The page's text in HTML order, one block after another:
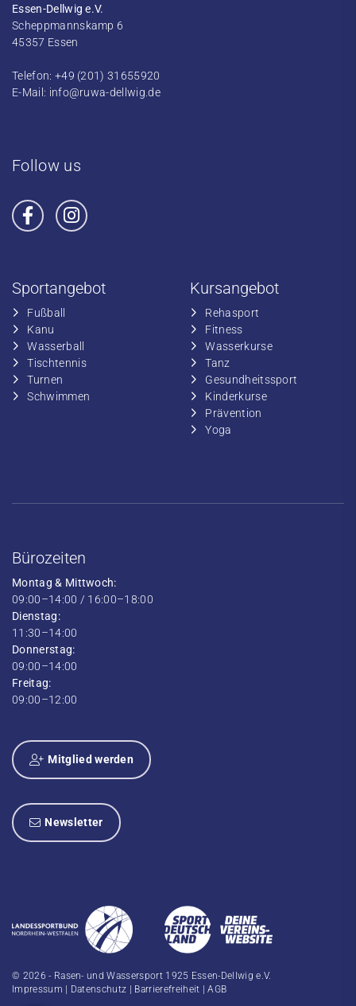
Essen-Dellwig e.V.
Scheppmannskamp 6
45357 Essen
Telefon: +49 (201) 31655920
E-Mail: info@ruwa-dellwig.de
Follow us
Sportangebot
Fußball
​Kanu
​Wasserball
​Tischtennis
​​Turnen
​​Schwimmen
Kursangebot
​Rehasport
​​Fitness
​​Wasserkurse
​​Tanz
​Gesundheitssport
​Kinderkurse
Prävention
Yoga
Bürozeiten
Montag & Mittwoch:
09:00–14:00 / 16:00–18:00
Dienstag:
11:30–14:00
Donnerstag:
09:00–14:00
Freitag:
09:00–12:00
Mitglied werden
Newsletter
© 2026 - Rasen- und Wassersport 1925 Essen-Dellwig e.V.
Impressum | Datenschutz | Barrierefreiheit |AGB